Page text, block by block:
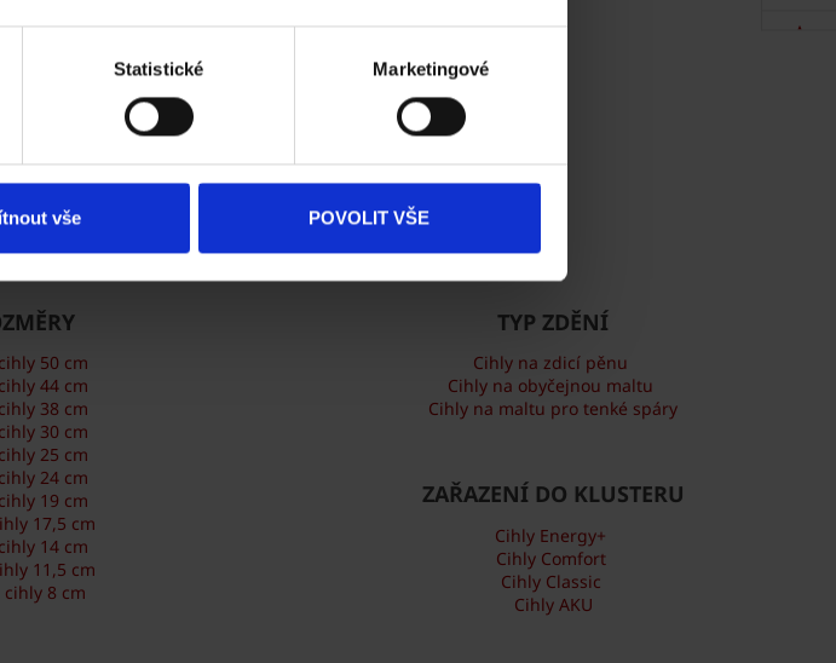
Statistické Marketingové
vše POVOLIT VŠE
KONFIGURACI
50 cm
44 cm
38 cm
30 cm
25 cm
24 cm
19 cm
17,5 cm
14 cm
11,5 cm
cihly 8 cm
TYP ZDĚNÍ
Cihly na zdicí pěnu
Cihly na obyčejnou maltu
Cihly na maltu pro tenké spáry
ZAŘAZENÍ DO KLUSTERU
Cihly Energy+
Cihly Comfort
Cihly Classic
Cihly AKU